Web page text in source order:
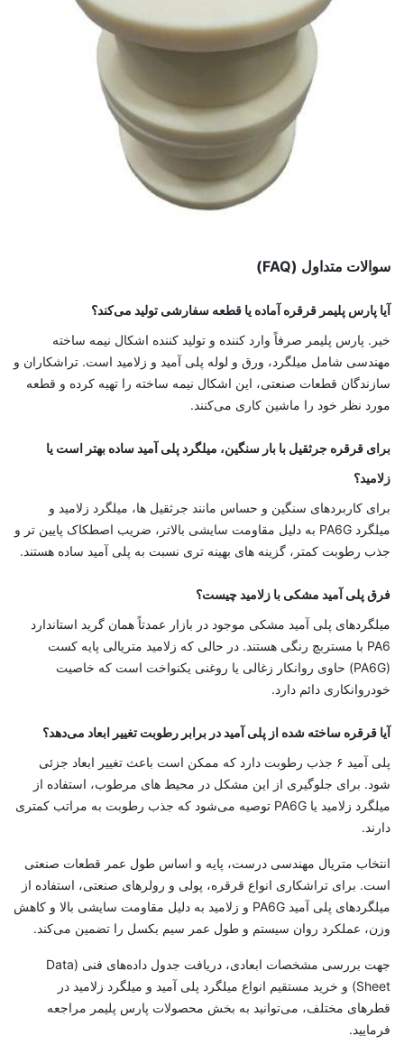
سوالات متداول (FAQ)
آیا پارس پلیمر قرقره آماده یا قطعه سفارشی تولید می‌کند؟
خیر. پارس پلیمر صرفاً وارد کننده و تولید کننده اشکال نیمه ‌ساخته
مهندسی شامل میلگرد، ورق و لوله پلی آمید و زلامید است. تراشکاران و
سازندگان قطعات صنعتی، این اشکال نیمه ‌ساخته را تهیه کرده و قطعه
مورد نظر خود را ماشین‌ کاری می‌کنند.
برای قرقره جرثقیل با بار سنگین، میلگرد پلی آمید ساده بهتر است یا
زلامید؟
برای کاربردهای سنگین و حساس مانند جرثقیل ‌ها، میلگرد زلامید و
میلگرد PA6G به دلیل مقاومت سایشی بالاتر، ضریب اصطکاک پایین‌ تر و
جذب رطوبت کمتر، گزینه ‌های بهینه‌ تری نسبت به پلی آمید ساده هستند.
فرق پلی آمید مشکی با زلامید چیست؟
میلگردهای پلی آمید مشکی موجود در بازار عمدتاً همان گرید استاندارد
PA6 با مستربچ رنگی هستند. در حالی که زلامید متریالی پایه کست
(PA6G) حاوی روانکار زغالی یا روغنی یکنواخت است که خاصیت
خودروانکاری دائم دارد.
آیا قرقره ساخته‌ شده از پلی آمید در برابر رطوبت تغییر ابعاد می‌دهد؟
پلی آمید ۶ جذب رطوبت دارد که ممکن است باعث تغییر ابعاد جزئی
شود. برای جلوگیری از این مشکل در محیط‌ های مرطوب، استفاده از
میلگرد زلامید یا PA6G توصیه می‌شود که جذب رطوبت به‌ مراتب کمتری
دارند.
انتخاب متریال مهندسی درست، پایه و اساس طول عمر قطعات صنعتی
است. برای تراشکاری انواع قرقره، پولی و رولرهای صنعتی، استفاده از
میلگردهای پلی آمید PA6G و زلامید به دلیل مقاومت سایشی بالا و کاهش
وزن، عملکرد روان سیستم و طول عمر سیم بکسل را تضمین می‌کند.
جهت بررسی مشخصات ابعادی، دریافت جدول داده‌های فنی (Data
Sheet) و خرید مستقیم انواع میلگرد پلی آمید و میلگرد زلامید در
قطرهای مختلف، می‌توانید به بخش محصولات پارس پلیمر مراجعه
فرمایید.